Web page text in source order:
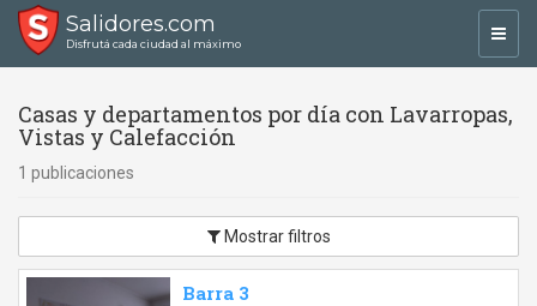
Salidores.com
Disfrutá cada ciudad al máximo
Casas y departamentos por día con Lavarropas,
Vistas y Calefacción
1 publicaciones
Mostrar filtros
Barra 3